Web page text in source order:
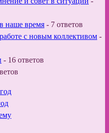
наше время - 7 ответов
с новым коллективом -
- 16 ответов